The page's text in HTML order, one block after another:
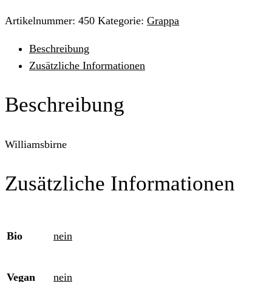
Artikelnummer: 450 Kategorie: Grappa
Beschreibung
Zusätzliche Informationen
Beschreibung
Williamsbirne
Zusätzliche Informationen
Bio nein
Vegan nein